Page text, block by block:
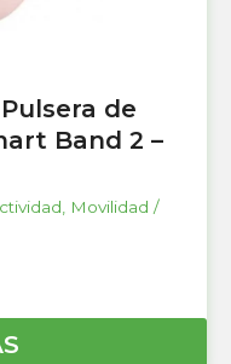
de
Band 2 –
Movilidad /